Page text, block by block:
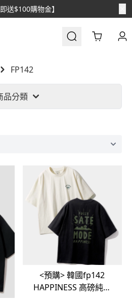
即送$100購物金】
Cart
FP142
品分類
<預購> 韓國fp142
HAPPINESS 高磅純棉